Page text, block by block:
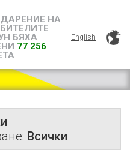
НА
БЯХА
77 256
English
Всички